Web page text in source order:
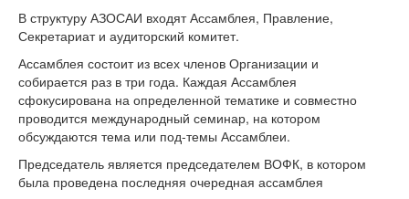
В структуру АЗОСАИ входят Ассамблея, Правление,
Секретариат и аудиторский комитет.
Ассамблея состоит из всех членов Организации и
собирается раз в три года. Каждая Ассамблея
сфокусирована на определенной тематике и совместно
проводится международный семинар, на котором
обсуждаются тема или под-темы Ассамблеи.
Председатель является председателем ВОФК, в котором
была проведена последняя очередная ассамблея